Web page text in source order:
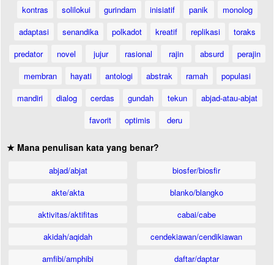
kontras
solilokui gurindam inisiatif panik
monolog
adaptasi
senandika polkadot kreatif replikasi
toraks
predator
novel jujur rasional rajin absurd
perajin
membran
hayati antologi abstrak ramah
populasi
mandiri
dialog cerdas gundah tekun
abjad-atau-abjat
favorit
optimis deru
★ Mana penulisan kata yang benar?
abjad/abjat
akte/akta
aktivitas/aktifitas
akidah/aqidah
amfibi/amphibi
biosfer/biosfir
blanko/blangko
cabai/cabe
cendekiawan/cendikiawan
daftar/daptar